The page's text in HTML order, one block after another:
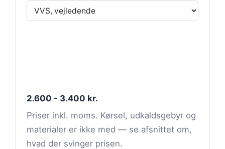
2.600 - 3.400 kr.
Priser inkl. moms. Kørsel, udkaldsgebyr og
materialer er ikke med — se afsnittet om,
hvad der svinger prisen.